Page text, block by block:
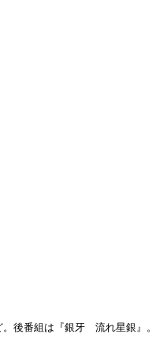
後番組は『銀牙　流れ星銀』。